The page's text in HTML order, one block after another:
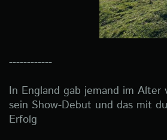
------------
In England gab jemand im Alter
sein Show-Debut und das mit
Erfolg